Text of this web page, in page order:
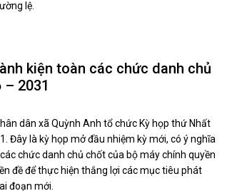
– 2031
dân xã Quỳnh Anh tổ chức Kỳ họp thứ Nhất
Đây là kỳ họp mở đầu nhiệm kỳ mới, có ý nghĩa
chức danh chủ chốt của bộ máy chính quyền
đề để thực hiện thắng lợi các mục tiêu phát
đoạn mới.